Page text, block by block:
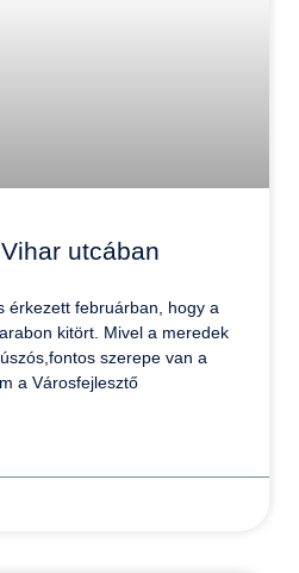
utcában
érkezett februárban, hogy a
kitört. Mivel a meredek
szerepe van a
a Városfejlesztő